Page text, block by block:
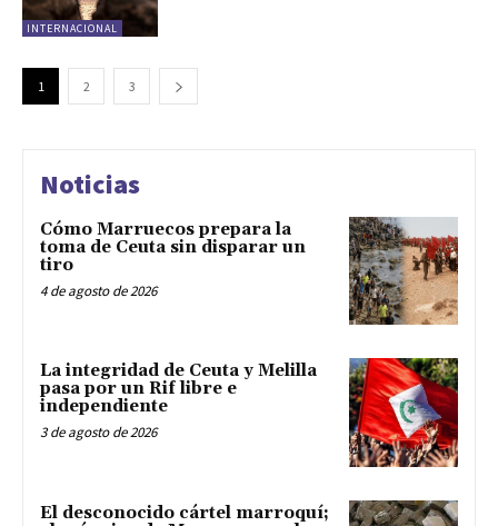
INTERNACIONAL
1 2 3
Noticias
Cómo Marruecos prepara la
toma de Ceuta sin disparar un
tiro
4 de agosto de 2026
La integridad de Ceuta y Melilla
pasa por un Rif libre e
independiente
3 de agosto de 2026
El desconocido cártel marroquí;